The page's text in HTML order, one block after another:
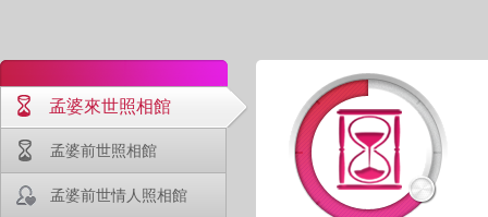
孟婆來世照相館
孟婆前世照相館
孟婆前世情人照相館